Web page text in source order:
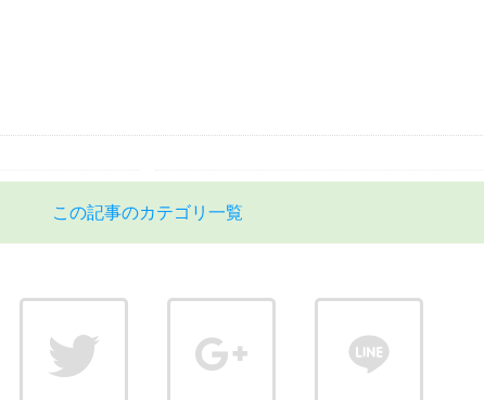
この記事のカテゴリ一覧